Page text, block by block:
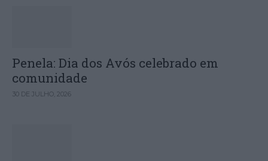
Penela: Dia dos Avós celebrado em
comunidade
30 DE JULHO, 2026